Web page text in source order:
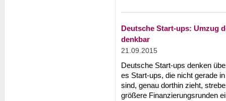
Deutsche Start-ups: Umzug
denkbar
21.09.2015
Deutsche Start-ups denken
es Start-ups, die nicht gerade
sind, genau dorthin zieht,
größere Finanzierungsrunden